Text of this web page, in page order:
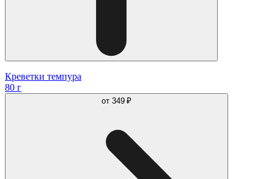
Креветки темпура
80 г
от 349 ₽